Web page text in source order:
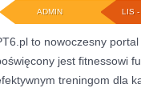
LIS -
ADMIN
to nowoczesny
jest fitnessowi
treningom dla